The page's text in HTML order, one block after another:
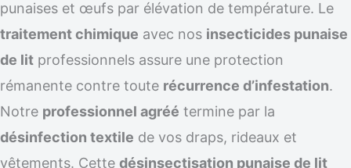
punaises et œufs par élévation de température. Le
traitement chimique avec nos insecticides punaise
de lit professionnels assure une protection
rémanente contre toute récurrence d’infestation.
Notre professionnel agréé termine par la
désinfection textile de vos draps, rideaux et
vêtements. Cette désinsectisation punaise de lit